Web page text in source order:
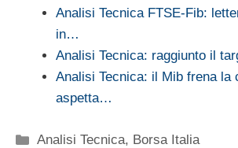
Analisi Tecnica FTSE-Fib:
in…
Analisi Tecnica: raggiunto il
Analisi Tecnica: il Mib frena la
aspetta…
Categorie
Analisi Tecnica, Borsa Italia